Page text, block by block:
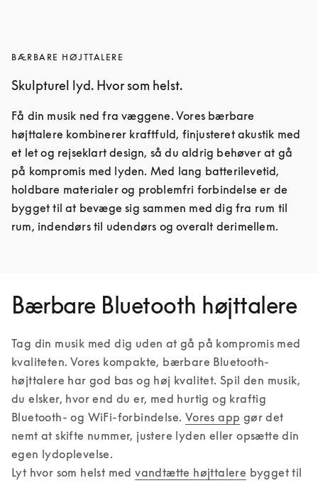
BÆRBARE HØJTTALERE
Skulpturel lyd. Hvor som helst.
Få din musik ned fra væggene. Vores bærbare
højttalere kombinerer kraftfuld, finjusteret akustik med
et let og rejseklart design, så du aldrig behøver at gå
på kompromis med lyden. Med lang batterilevetid,
holdbare materialer og problemfri forbindelse er de
bygget til at bevæge sig sammen med dig fra rum til
rum, indendørs til udendørs og overalt derimellem.
Bærbare Bluetooth højttalere
Tag din musik med dig uden at gå på kompromis med
kvaliteten. Vores kompakte, bærbare Bluetooth-
højttalere har god bas og høj kvalitet. Spil den musik,
du elsker, hvor end du er, med hurtig og kraftig
Bluetooth- og WiFi-forbindelse. Vores app gør det
nemt at skifte nummer, justere lyden eller opsætte din
egen lydoplevelse.
Lyt hvor som helst med vandtætte højttalere bygget til